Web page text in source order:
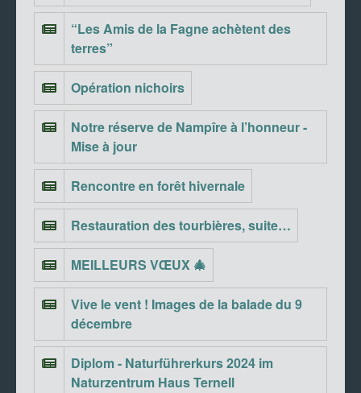
“Les Amis de la Fagne achètent des
terres”
Opération nichoirs
Notre réserve de Nampîre à l’honneur -
Mise à jour
Rencontre en forêt hivernale
Restauration des tourbières, suite…
MEILLEURS VŒUX 🎄
Vive le vent ! Images de la balade du 9
décembre
Diplom - Naturführerkurs 2024 im
Naturzentrum Haus Ternell